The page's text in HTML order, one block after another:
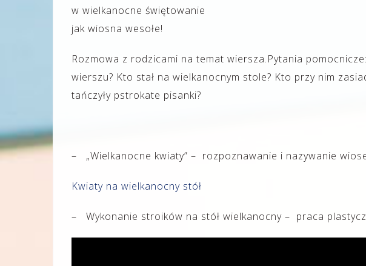
w wielkanocne świętowanie
jak wiosna wesołe!
Rozmowa z rodzicami na temat wiersza.Pytania
wierszu? Kto stał na wielkanocnym stole? Kto przy nim
tańczyły pstrokate pisanki?
– „Wielkanocne kwiaty” – rozpoznawanie i nazywanie
Kwiaty na wielkanocny stół
– Wykonanie stroików na stół wielkanocny – praca